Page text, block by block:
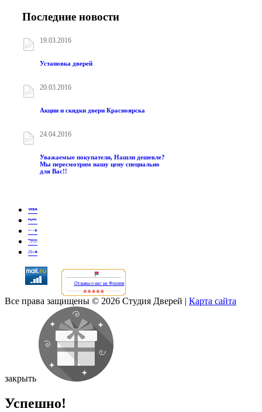
Последние новости
19.03.2016
Установка дверей
20.03.2016
Акции и скидки двери Красноярска
24.04.2016
Уважаемые покупатели, Нашли дешевле?
Мы пересмотрим нашу цену специально
для Вас!!
Отзывы о нас на Флампе
Все права защищены © 2026 Студия Дверей | Карта сайта
закрыть
Успешно!